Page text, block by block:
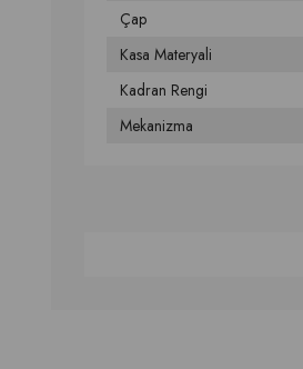
Çap
Kasa Materyali
Kadran Rengi
Mekanizma